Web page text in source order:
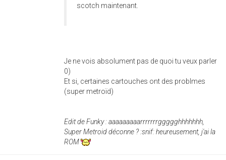
scotch maintenant.
Je ne vois absolument pas de quoi tu veux parler
0)
Et si, certaines cartouches ont des problmes
(super metroïd)
Edit de Funky : aaaaaaaaarrrrrrrggggghhhhhhh,
Super Metroid déconne ? :snif: heureusement, j'ai la
ROM